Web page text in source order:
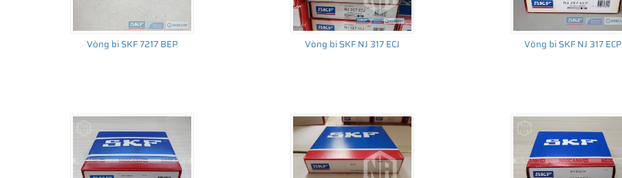
Vòng bi SKF 7217 BEP Vòng bi SKF NJ 317 ECJ Vòng bi SKF NJ 317 ECP